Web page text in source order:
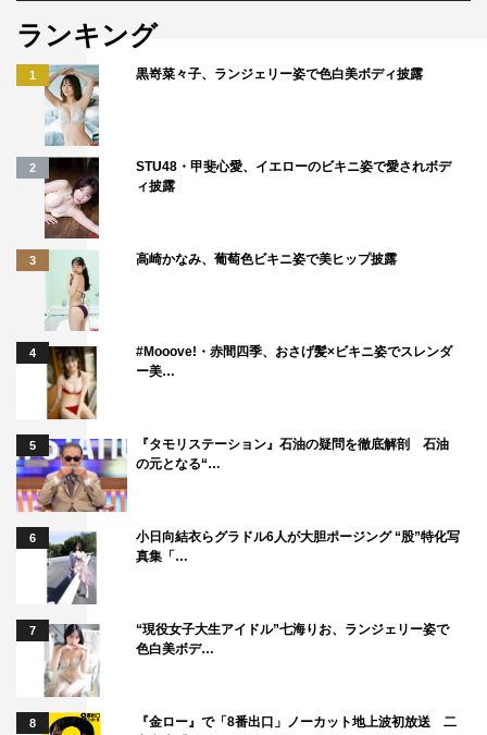
ランキング
1 黒嵜菜々子、ランジェリー姿で色白美ボディ披露
2
STU48・甲斐心愛、イエローのビキニ姿で愛されボデ
ィ披露
3 高崎かなみ、葡萄色ビキニ姿で美ヒップ披露
4
#Mooove!・赤間四季、おさげ髪×ビキニ姿でスレンダ
ー美…
5
『タモリステーション』石油の疑問を徹底解剖 石油
の元となる“…
6
小日向結衣らグラドル6人が大胆ポージング “股”特化写
真集「…
7
“現役女子大生アイドル”七海りお、ランジェリー姿で
色白美ボデ…
8
『金ロー』で「8番出口」ノーカット地上波初放送 二